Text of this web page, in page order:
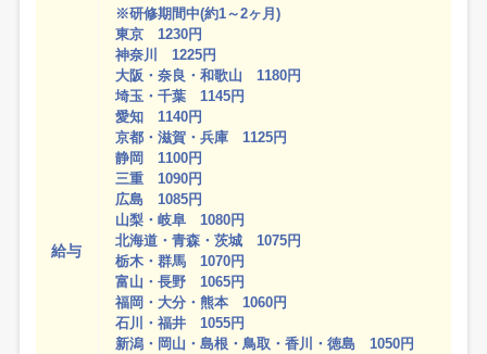
給与
※研修期間中(約1～2ヶ月)
東京 1230円
神奈川 1225円
大阪・奈良・和歌山 1180円
埼玉・千葉 1145円
愛知 1140円
京都・滋賀・兵庫 1125円
静岡 1100円
三重 1090円
広島 1085円
山梨・岐阜 1080円
北海道・青森・茨城 1075円
栃木・群馬 1070円
富山・長野 1065円
福岡・大分・熊本 1060円
石川・福井 1055円
新潟・岡山・島根・鳥取・香川・徳島 1050円